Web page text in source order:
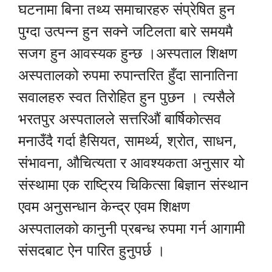
घटनामा बिना तथ्य समाचारहरु संप्रेषित हुन
पुग्दा उत्पन्न हुन सक्ने जटिलता बारे समयमै
सजग हुन आवस्यक हुन्छ ।अस्पताल शिक्षण
अस्पतालको रुपमा रुपान्तरित हुँदा सानातिना
सवालहरु स्वत तिरोहित हुन पुछन । त्यसैले
भरतपुर अस्पतालले सत्तरिऔं बार्षिकोत्सव
मनाउँदै गर्दा हैसियत, सामर्थ्य, श्रोत, साधन,
संभावना, औचित्यता र आवश्यकता अनुसार यो
संस्थामा एक राष्ट्रिय चिकित्सा बिज्ञान संस्थान
एवम अनुसन्धान केन्द्र एवम शिक्षण
अस्पतालको कानुनी प्रबन्ध रुपमा गर्न आगामी
संसदबाट ऐन पारित हुनुपर्छ ।